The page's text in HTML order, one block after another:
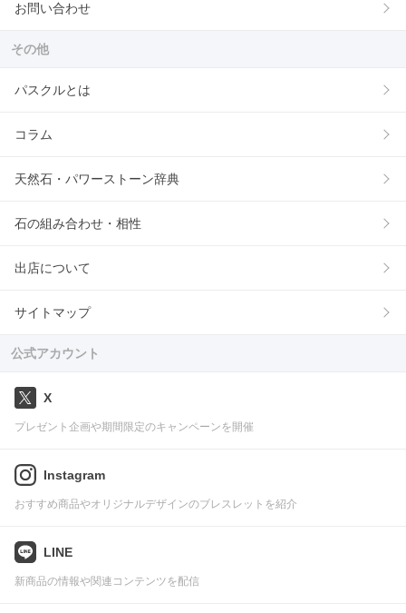
お問い合わせ
その他
パスクルとは
コラム
天然石・パワーストーン辞典
石の組み合わせ・相性
出店について
サイトマップ
公式アカウント
X
プレゼント企画や期間限定のキャンペーンを開催
Instagram
おすすめ商品やオリジナルデザインのブレスレットを紹介
LINE
新商品の情報や関連コンテンツを配信